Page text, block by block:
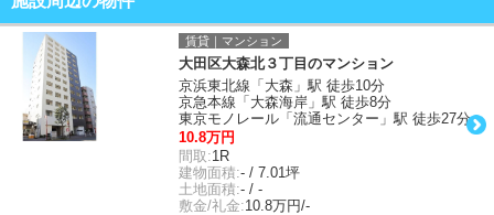
賃貸｜マンション
大田区大森北３丁目のマンション
京浜東北線「大森」駅 徒歩10分
京急本線「大森海岸」駅 徒歩8分
東京モノレール「流通センター」駅 徒歩27分
10.8万円
間取:1R
建物面積:- / 7.01坪
土地面積:- / -
敷金/礼金:10.8万円/-